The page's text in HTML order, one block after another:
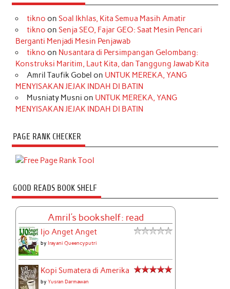
tikno on Soal Ikhlas, Kita Semua Masih Amatir
tikno on Senja SEO, Fajar GEO: Saat Mesin Pencari
Berganti Menjadi Mesin Penjawab
tikno on Nusantara di Persimpangan Gelombang:
Konstruksi Maritim, Laut Kita, dan Tanggung Jawab Kita
Amril Taufik Gobel on UNTUK MEREKA, YANG
MENYISAKAN JEJAK INDAH DI BATIN
Musniaty Musni on UNTUK MEREKA, YANG
MENYISAKAN JEJAK INDAH DI BATIN
PAGE RANK CHECKER
GOOD READS BOOK SHELF
Amril's bookshelf: read
Ijo Anget Anget
byIrayani Queencyputri
Kopi Sumatera di Amerika
byYusran Darmawan